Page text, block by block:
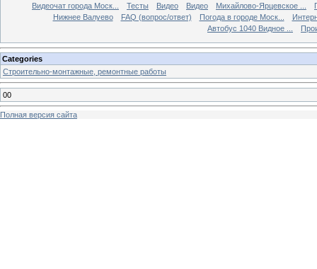
Видеочат города Моск...
Тесты Видео Видео Михайлово-Ярцевское ...
Нижнее Валуево
FAQ (вопрос/ответ) Погода в городе Моск...
Автобус 1040 Видное ...
Categories
Строительно-монтажные, ремонтные работы
00
Полная версия сайта